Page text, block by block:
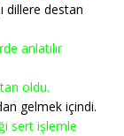
dillere destan
anlatılır
oldu.
gelmek içindi.
sert işlemle